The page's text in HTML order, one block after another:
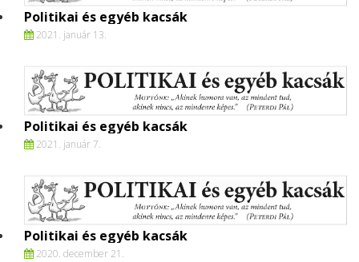
Politikai és egyéb kacsák
2021. január 13.
Politikai és egyéb kacsák
2021. január 7.
Politikai és egyéb kacsák
2020. december 21.